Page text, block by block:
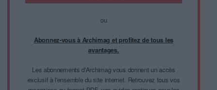
ou
Abonnez-vous à Archimag et profitez de tous les
avantages.
Les abonnements d'Archimag vous donnent un accès
exclusif à l'ensemble du site internet. Retrouvez tous vos